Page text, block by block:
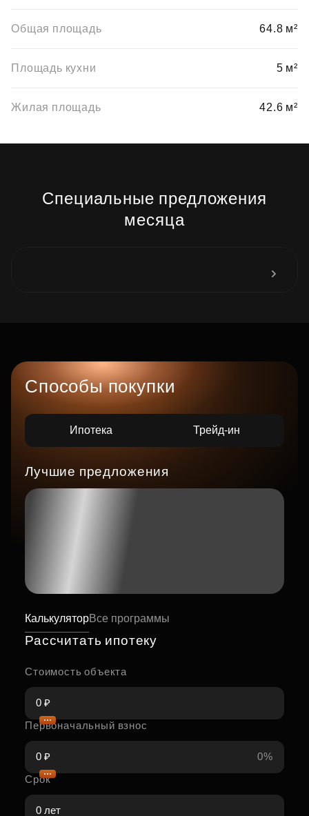
Общая площадь 64.8 м²
Площадь кухни 5 м²
Жилая площадь 42.6 м²
Специальные предложения
месяца
Способы покупки
Ипотека Трейд-ин
Лучшие предложения
КалькуляторВсе программы
Рассчитать ипотеку
Стоимость объекта
Первоначальный взнос
0%
Срок